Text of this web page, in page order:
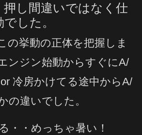
押し間違いではなく仕
した。
の挙動の正体を把握しま
ンジン始動からすぐにA/
冷房かけてる途中からA/
の違いでした。
・・めっちゃ暑い！